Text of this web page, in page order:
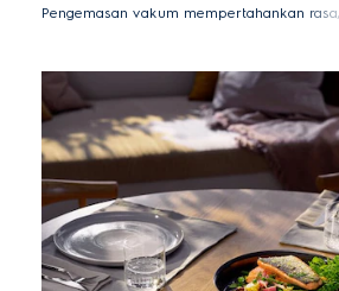
Pengemasan vakum mempertahankan